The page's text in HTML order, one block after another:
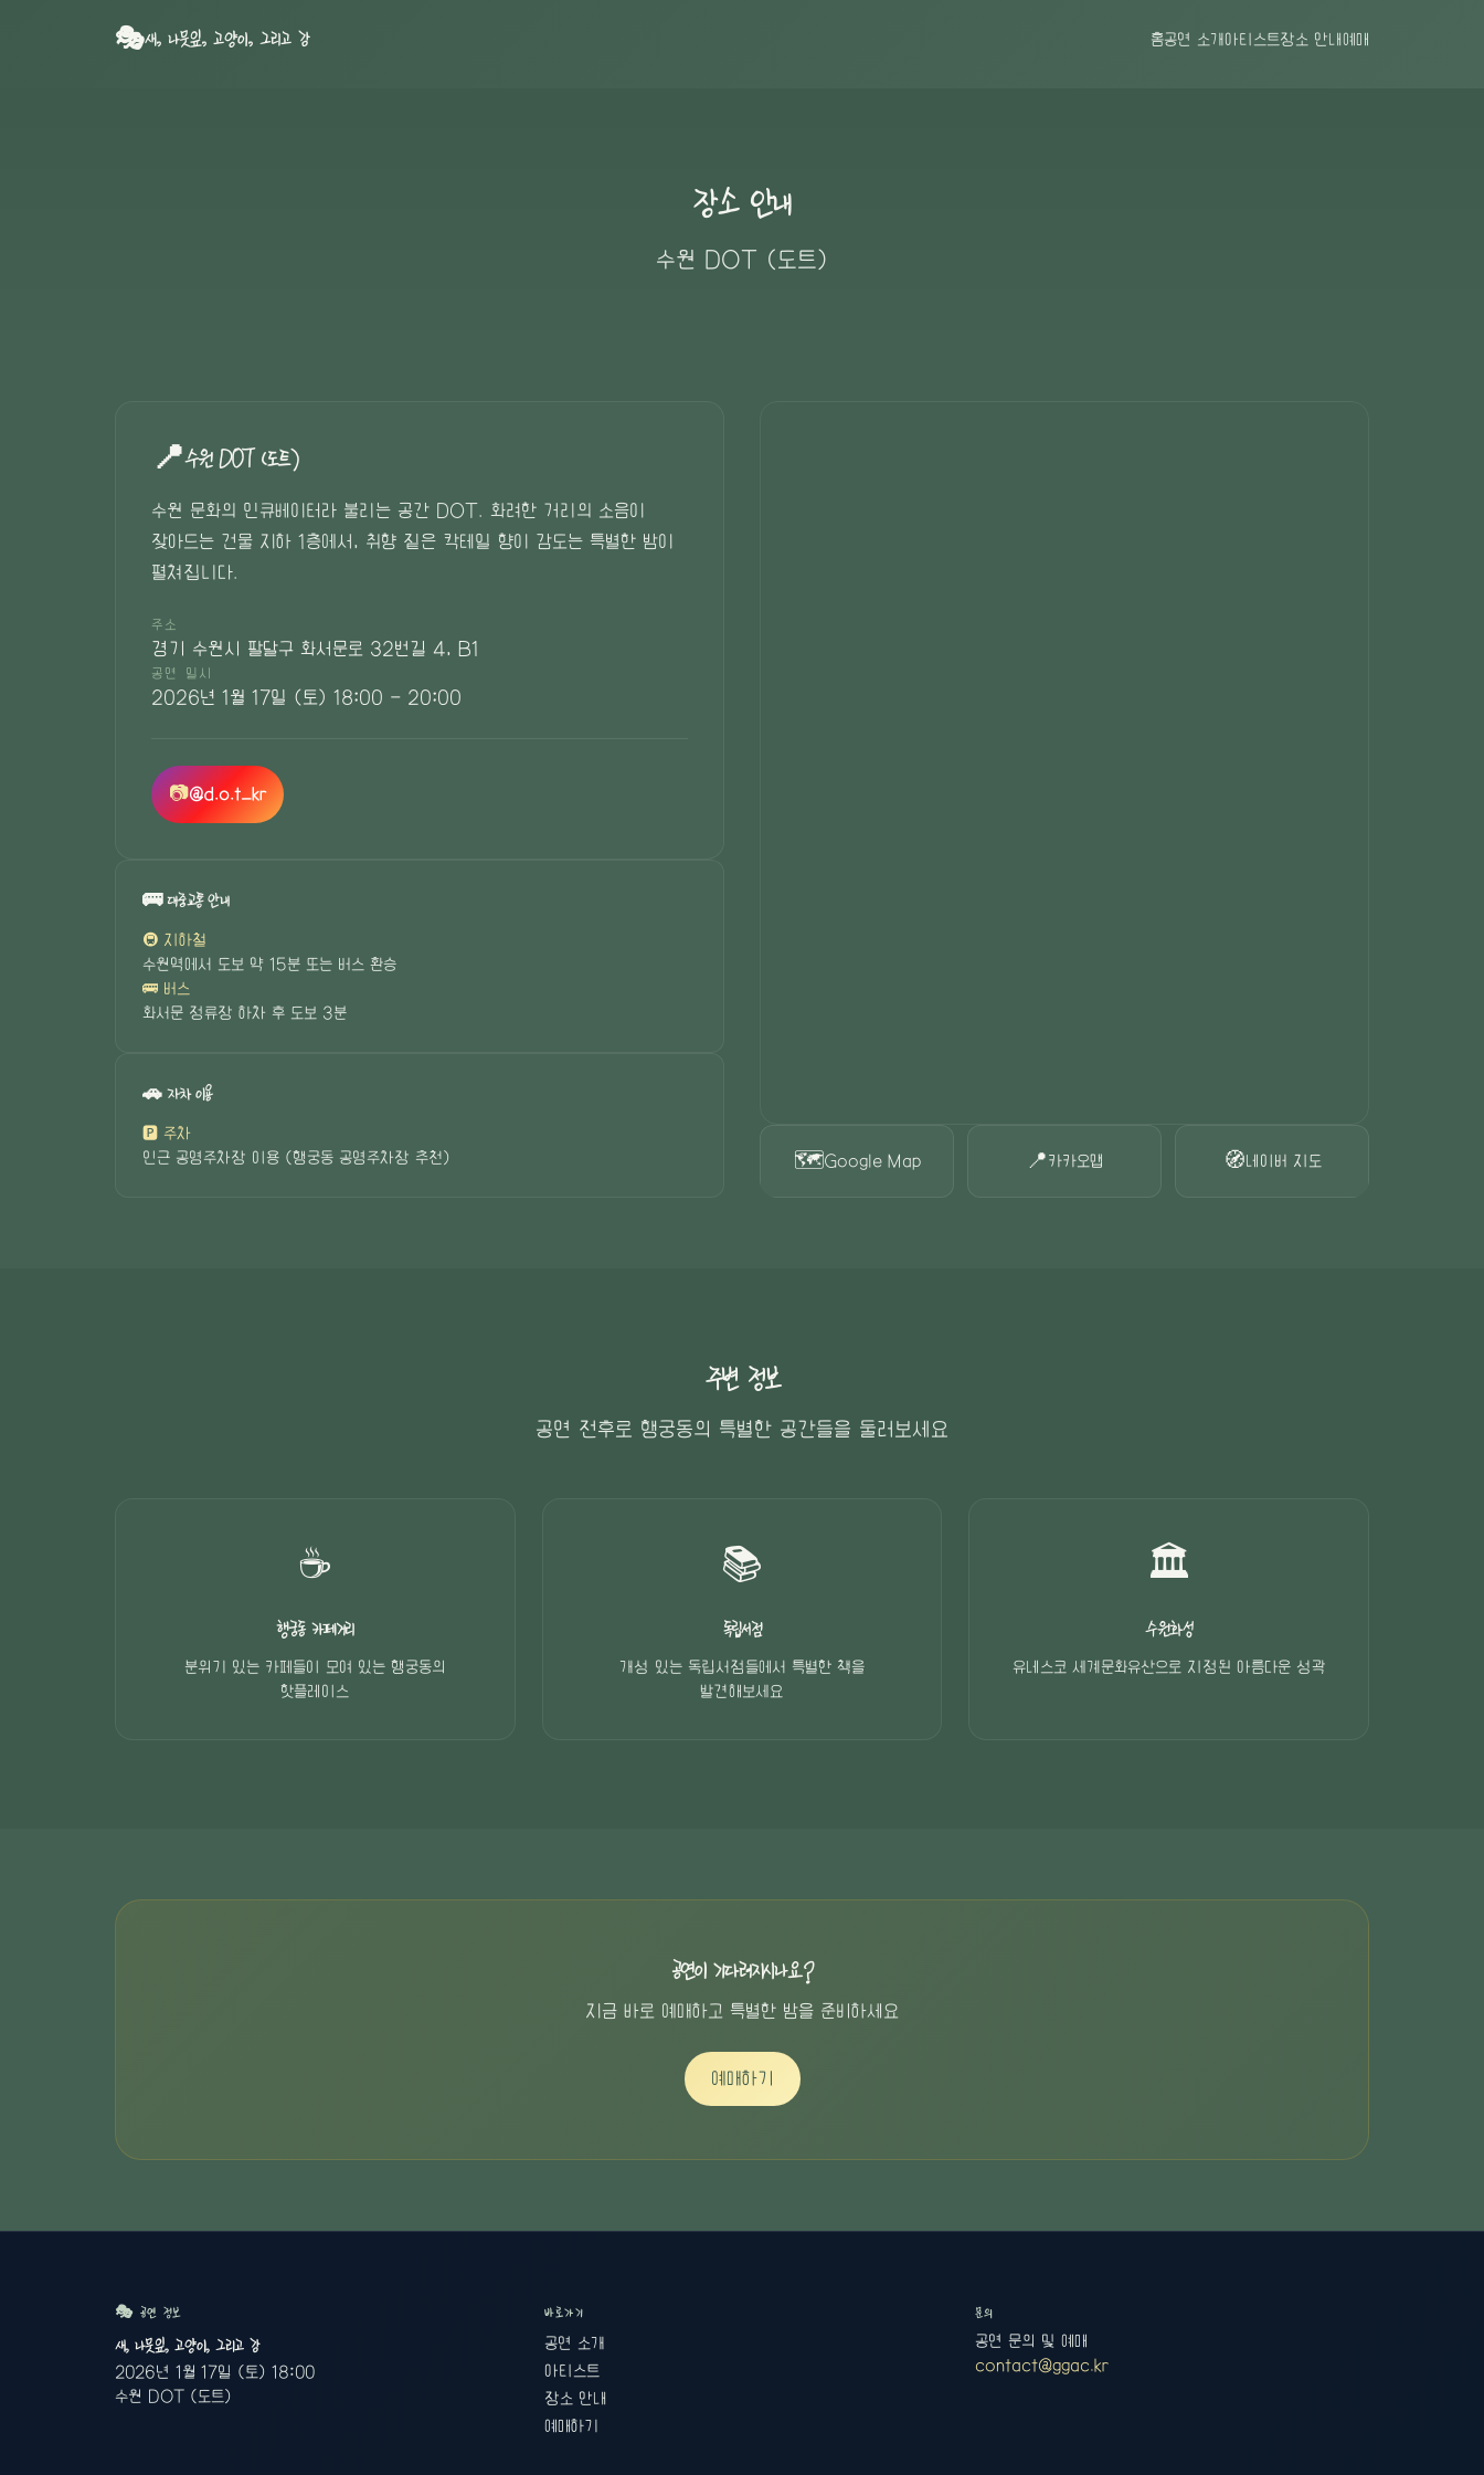
🎭새, 나뭇잎, 고양이, 그리고 강 홈공연 소개 아티스트장소 안내예매
장소 안내
수원 DOT (도트)
📍수원 DOT (도트)
수원 문화의 인큐베이터라 불리는 공간 DOT. 화려한 거리의 소음이
잦아드는 건물 지하 1층에서, 취향 짙은 칵테일 향이 감도는 특별한 밤이
펼쳐집니다.
주소
경기 수원시 팔달구 화서문로 32번길 4, B1
공연 일시
2026년 1월 17일 (토) 18:00 - 20:00
📷@d.o.t_kr
🚌 대중교통 안내
🚇 지하철
수원역에서 도보 약 15분 또는 버스 환승
🚌 버스
화서문 정류장 하차 후 도보 3분
🚗 자차 이용
🅿️ 주차
인근 공영주차장 이용 (행궁동 공영주차장 추천)
🗺️Google Map 📍 카카오맵 🧭 네이버 지도
주변 정보
공연 전후로 행궁동의 특별한 공간들을 둘러보세요
☕
행궁동 카페거리
분위기 있는 카페들이 모여 있는 행궁동의
핫플레이스
📚
독립서점
개성 있는 독립서점들에서 특별한 책을
발견해보세요
🏛️
수원화성
유네스코 세계문화유산으로 지정된 아름다운 성곽
공연이 기다려지시나요?
지금 바로 예매하고 특별한 밤을 준비하세요
예매하기
🎭 공연 정보
새, 나뭇잎, 고양이, 그리고 강
2026년 1월 17일 (토) 18:00
수원 DOT (도트)
바로가기
공연 소개
아티스트
장소 안내
예매하기
문의
공연 문의 및 예매
contact@ggac.kr